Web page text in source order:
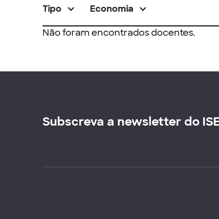
Tipo Economia
Não foram encontrados docentes.
Subscreva a newsletter do